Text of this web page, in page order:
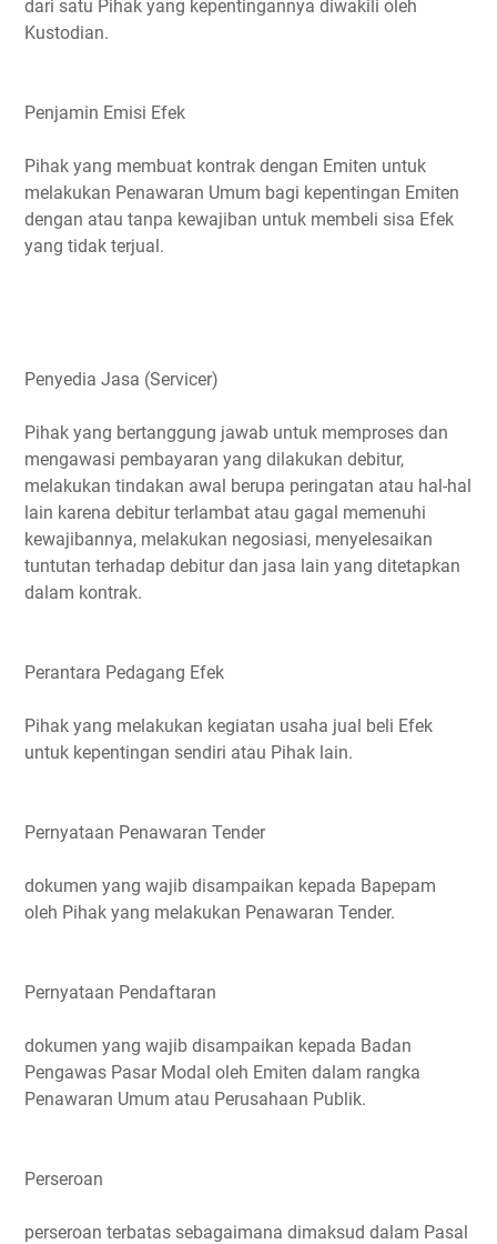
dari satu Pihak yang kepentingannya diwakili oleh
Kustodian.
Penjamin Emisi Efek
Pihak yang membuat kontrak dengan Emiten untuk
melakukan Penawaran Umum bagi kepentingan Emiten
dengan atau tanpa kewajiban untuk membeli sisa Efek
yang tidak terjual.
Penyedia Jasa (Servicer)
Pihak yang bertanggung jawab untuk memproses dan
mengawasi pembayaran yang dilakukan debitur,
melakukan tindakan awal berupa peringatan atau hal-hal
lain karena debitur terlambat atau gagal memenuhi
kewajibannya, melakukan negosiasi, menyelesaikan
tuntutan terhadap debitur dan jasa lain yang ditetapkan
dalam kontrak.
Perantara Pedagang Efek
Pihak yang melakukan kegiatan usaha jual beli Efek
untuk kepentingan sendiri atau Pihak lain.
Pernyataan Penawaran Tender
dokumen yang wajib disampaikan kepada Bapepam
oleh Pihak yang melakukan Penawaran Tender.
Pernyataan Pendaftaran
dokumen yang wajib disampaikan kepada Badan
Pengawas Pasar Modal oleh Emiten dalam rangka
Penawaran Umum atau Perusahaan Publik.
Perseroan
perseroan terbatas sebagaimana dimaksud dalam Pasal